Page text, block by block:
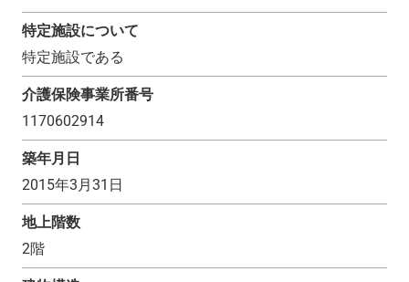
特定施設について
特定施設である
介護保険事業所番号
1170602914
築年月日
2015年3月31日
地上階数
2階